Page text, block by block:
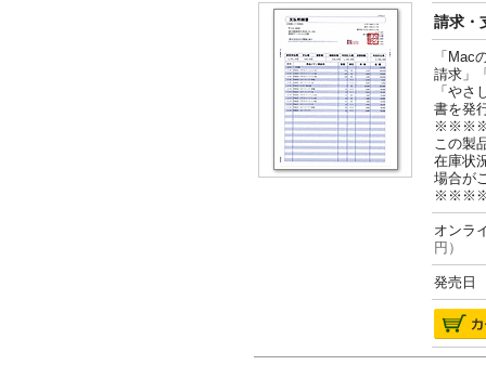
請求・
「Mac
請求」
「や
書を発
この製
在庫状
場合が
オン
円）
発売日